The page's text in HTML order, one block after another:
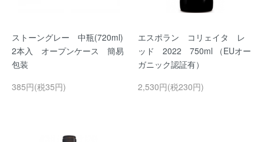
ストーングレー 中瓶(720ml)
2本入 オープンケース 簡易
包装
385円(税35円)
エスポラン コリェイタ レ
ッド 2022 750ml （EUオー
ガニック認証有）
2,530円(税230円)